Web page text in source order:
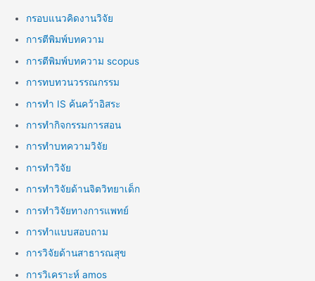
กรอบแนวคิดงานวิจัย
การตีพิมพ์บทความ
การตีพิมพ์บทความ scopus
การทบทวนวรรณกรรม
การทำ IS ค้นคว้าอิสระ
การทำกิจกรรมการสอน
การทำบทความวิจัย
การทำวิจัย
การทำวิจัยด้านจิตวิทยาเด็ก
การทำวิจัยทางการแพทย์
การทำแบบสอบถาม
การวิจัยด้านสาธารณสุข
การวิเคราะห์ amos